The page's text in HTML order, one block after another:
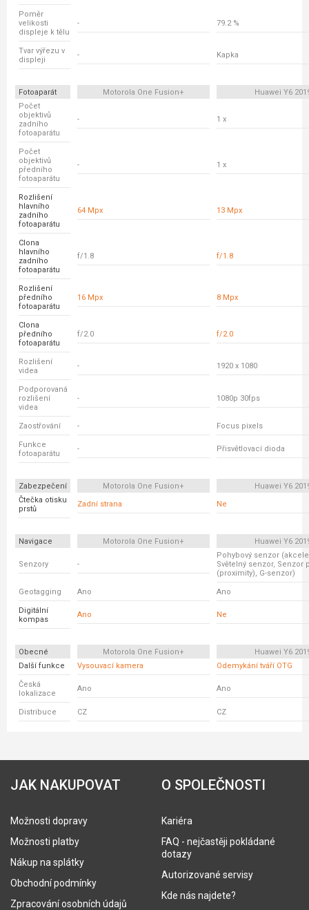
Poměr
velikosti
displeje k tělu
- 79.2 %
Tvar výřezu v
displeji
- Kapka
Fotoaparát Motorola One Fusion+
Huawei Y6
Počet
objektivů
zadního
fotoaparátu
- 1 x
Počet
objektivů
předního
fotoaparátu
- 1 x
Rozlišení
hlavního
zadního
fotoaparátu
64 Mpx 13 Mpx
Clona
hlavního
zadního
fotoaparátu
f/1.8 f/1.8
Rozlišení
předního
fotoaparátu
16 Mpx 8 Mpx
Clona
předního
fotoaparátu
f/2.0 f/2.0
Rozlišení
videa
- 1920 x 1080
Podporovaná
rozlišení
videa
- 1080p 30fps
Zaostřování - Focus pixels
Funkce
fotoaparátu
- Přisvětlovací dioda
Zabezpečení Motorola One Fusion+
Huawei Y6
Čtečka otisku
prstů
Zadní strana Ne
Navigace Motorola One Fusion+ Huawei Y6
Senzory -
Pohybový senzor
Světelný senzor, Senzor
(proximity), G-senzor)
Geotagging Ano Ano
Digitální
kompas
Ano Ne
Obecné Motorola One Fusion+
Huawei Y6
Další funkce
Vysouvací kamera Odemykání tváří OTG
Česká
lokalizace
Ano Ano
Distribuce CZ CZ
JAK NAKUPOVAT
Možnosti dopravy
Možnosti platby
Nákup na splátky
Obchodní podmínky
Zpracování osobních údajů
O SPOLEČNOSTI
Kariéra
FAQ - nejčastěji pokládané
dotazy
Autorizované servisy
Kde nás najdete?